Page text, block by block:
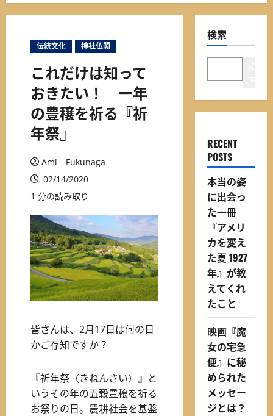
伝統文化 神社仏閣
これだけは知って
おきたい！ 一年
の豊穣を祈る『祈
年祭』
Ami Fukunaga
02/14/2020
1 分の読み取り
皆さんは、2月17日は何の日
かご存知ですか？
『祈年祭（きねんさい）』と
いうその年の五穀豊穣を祈る
お祭りの日。農耕社会を基盤
検索
RECENT
POSTS
本当の姿
に出会っ
た一冊
『アメリ
カを変え
た夏 1927
年』が教
えてくれ
たこと
映画『魔
女の宅急
便』に秘
められた
メッセー
ジとは？